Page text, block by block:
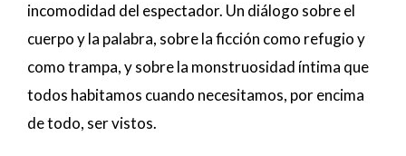
incomodidad del espectador. Un diálogo sobre el
cuerpo y la palabra, sobre la ficción como refugio y
como trampa, y sobre la monstruosidad íntima que
todos habitamos cuando necesitamos, por encima
de todo, ser vistos.